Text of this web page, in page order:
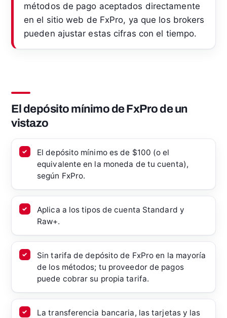
métodos de pago aceptados directamente
en el sitio web de FxPro, ya que los brokers
pueden ajustar estas cifras con el tiempo.
El depósito mínimo de FxPro de un
vistazo
El depósito mínimo es de $100 (o el
equivalente en la moneda de tu cuenta),
según FxPro.
Aplica a los tipos de cuenta Standard y
Raw+.
Sin tarifa de depósito de FxPro en la mayoría
de los métodos; tu proveedor de pagos
puede cobrar su propia tarifa.
La transferencia bancaria, las tarjetas y las